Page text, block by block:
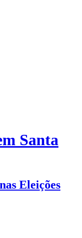
Santa
Eleições